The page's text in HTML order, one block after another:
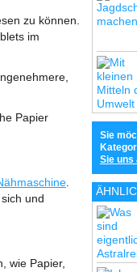
zu können.
im
Papier
und
wie Papier,
Sie
Sie uns